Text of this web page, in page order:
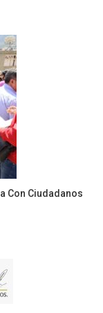
Con Ciudadanos